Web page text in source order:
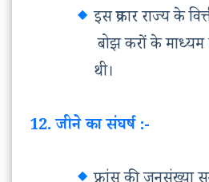
इस प्रकार राज्य के
बोझ करों के
थी।
12. जीने का संघर्ष :-